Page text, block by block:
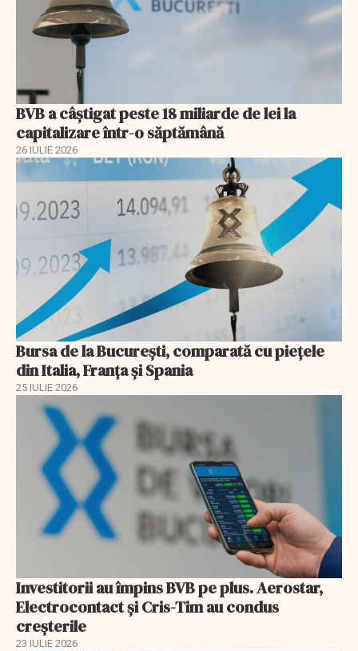
BVB a câștigat peste 18 miliarde de lei la
capitalizare într-o săptămână
26 IULIE 2026
Bursa de la București, comparată cu piețele
din Italia, Franța și Spania
25 IULIE 2026
Investitorii au împins BVB pe plus. Aerostar,
Electrocontact și Cris-Tim au condus
creșterile
23 IULIE 2026